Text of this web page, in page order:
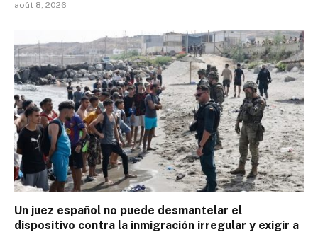
août 8, 2026
Un juez español no puede desmantelar el
dispositivo contra la inmigración irregular y exigir a